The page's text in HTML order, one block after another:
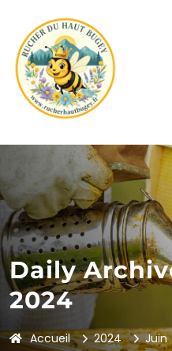
Daily
2024
Accueil 2024 Juin